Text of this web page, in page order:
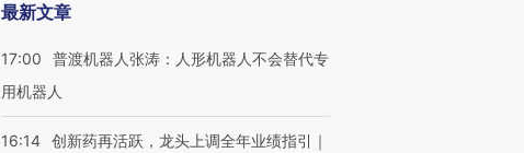
最新文章
17:00
普渡机器人张涛：人形机器人不会替代专
用机器人
16:14 创新药再活跃，龙头上调全年业绩指引｜